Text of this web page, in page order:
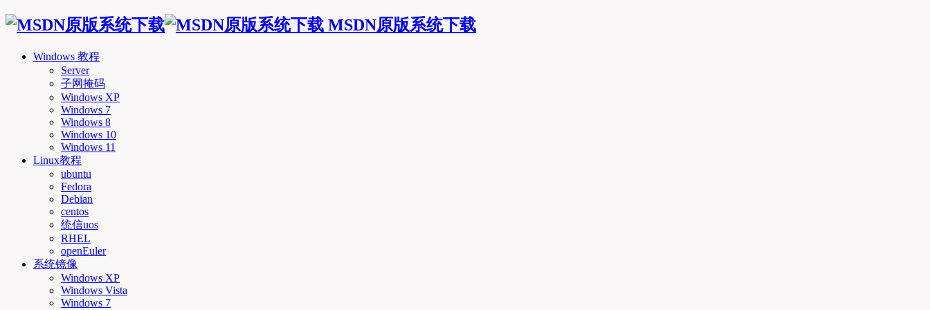
MSDN原版系统下载
Windows 教程
Server
子网掩码
Windows XP
Windows 7
Windows 8
Windows 10
Windows 11
Linux教程
ubuntu
Fedora
Debian
centos
统信uos
RHEL
openEuler
系统镜像
Windows XP
Windows Vista
Windows 7